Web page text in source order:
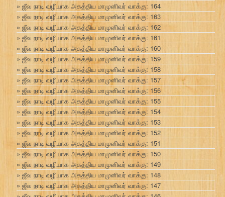
ஜீவ நாடி வழியாக அகத்திய மாமுனிவர் வாக்கு: 164
ஜீவ நாடி வழியாக அகத்திய மாமுனிவர் வாக்கு: 163
ஜீவ நாடி வழியாக அகத்திய மாமுனிவர் வாக்கு: 162
ஜீவ நாடி வழியாக அகத்திய மாமுனிவர் வாக்கு: 161
ஜீவ நாடி வழியாக அகத்திய மாமுனிவர் வாக்கு: 160
ஜீவ நாடி வழியாக அகத்திய மாமுனிவர் வாக்கு: 159
ஜீவ நாடி வழியாக அகத்திய மாமுனிவர் வாக்கு: 158
ஜீவ நாடி வழியாக அகத்திய மாமுனிவர் வாக்கு: 157
ஜீவ நாடி வழியாக அகத்திய மாமுனிவர் வாக்கு: 156
ஜீவ நாடி வழியாக அகத்திய மாமுனிவர் வாக்கு: 155
ஜீவ நாடி வழியாக அகத்திய மாமுனிவர் வாக்கு: 154
ஜீவ நாடி வழியாக அகத்திய மாமுனிவர் வாக்கு: 153
ஜீவ நாடி வழியாக அகத்திய மாமுனிவர் வாக்கு: 152
ஜீவ நாடி வழியாக அகத்திய மாமுனிவர் வாக்கு: 151
ஜீவ நாடி வழியாக அகத்திய மாமுனிவர் வாக்கு: 150
ஜீவ நாடி வழியாக அகத்திய மாமுனிவர் வாக்கு: 149
ஜீவ நாடி வழியாக அகத்திய மாமுனிவர் வாக்கு: 148
ஜீவ நாடி வழியாக அகத்திய மாமுனிவர் வாக்கு: 147